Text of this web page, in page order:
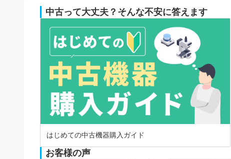
中古って大丈夫？そんな不安に答えます
はじめての中古機器購入ガイド
お客様の声